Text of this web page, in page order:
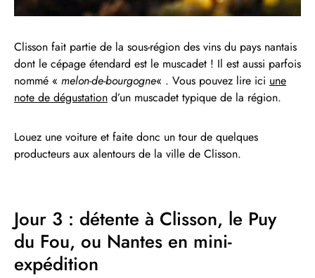
Clisson fait partie de la sous-région des vins du pays nantais
dont le cépage étendard est le muscadet ! Il est aussi parfois
nommé « melon-de-bourgogne« . Vous pouvez lire ici une
note de dégustation d’un muscadet typique de la région.
Louez une voiture et faite donc un tour de quelques
producteurs aux alentours de la ville de Clisson.
Jour 3 : détente à Clisson, le Puy
du Fou, ou Nantes en mini-
expédition